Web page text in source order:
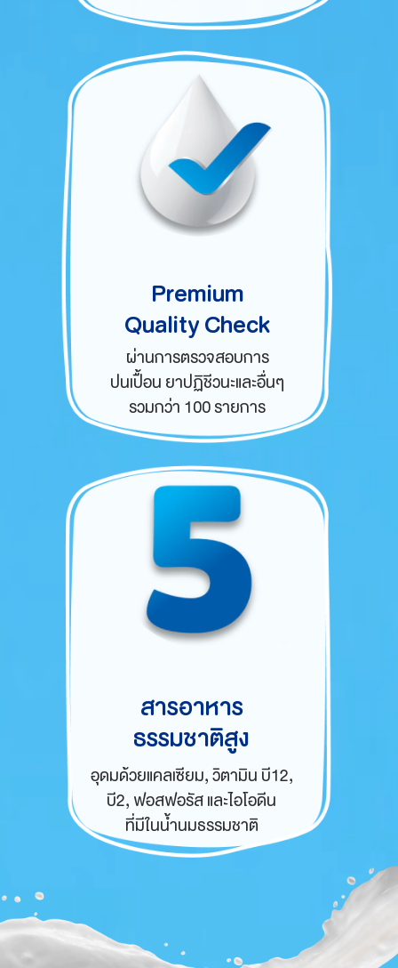
Premium
Quality Check
ผ่านการตรวจสอบการ
ปนเปื้อน ยาปฏิชีวนะและอื่นๆ
รวมกว่า 100 รายการ
สารอาหาร
ธรรมชาติสูง
อุดมด้วยแคลเซียม,วิตามิน บี12,
บี2, ฟอสฟอรัส และไอโอดีน
ที่มีในน้ำนมธรรมชาติ